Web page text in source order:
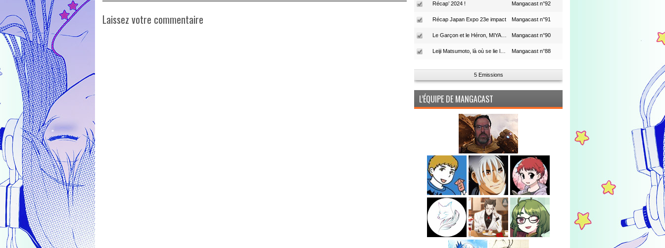
Laissez votre commentaire
Récap’ 2024 ! Mangacast n°92
Récap Japan Expo 23e impact Mangacast n°91
Mangacast n°90
Mangacast n°88
5 Emissions
L’ÉQUIPE DE MANGACAST